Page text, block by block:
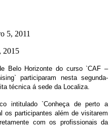
5, 2011
2015
Belo Horizonte do curso `CAF –
participaram nesta segunda-
técnica á sede da Localiza.
intitulado `Conheça de perto a
os participantes além de visitarem
com os profissionais da